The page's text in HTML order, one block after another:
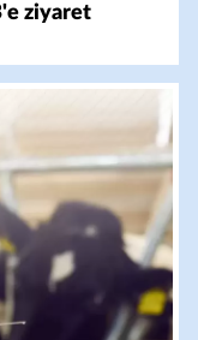
ziyaret